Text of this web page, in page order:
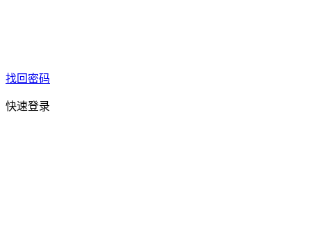
找回密码
快速登录